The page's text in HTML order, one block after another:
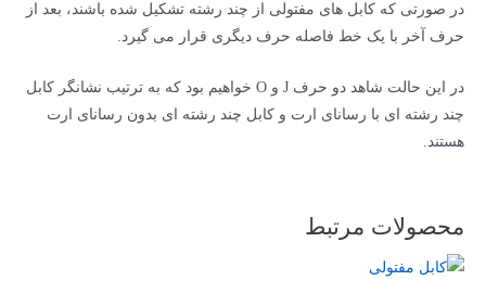
در صورتی که کابل های مفتولی از چند رشته تشکیل شده باشند، بعد از
حرف آخر با یک خط فاصله حرف دیگری قرار می گیرد.
در این حالت شاهد دو حرف J و O خواهیم بود که به ترتیب نشانگر کابل
چند رشته ای با رسانای ارت و کابل چند رشته ای بدون رسانای ارت
هستند.
محصولات مرتبط